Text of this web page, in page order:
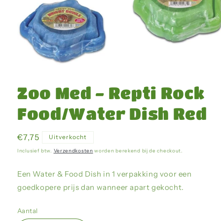
in
modaal
Zoo Med - Repti Rock
Food/Water Dish Red
Normale
prijs
€7,75 Uitverkocht
Inclusief btw. Verzendkosten worden berekend bij de checkout.
Een Water & Food Dish in 1 verpakking voor een
goedkopere prijs dan wanneer apart gekocht.
Aantal